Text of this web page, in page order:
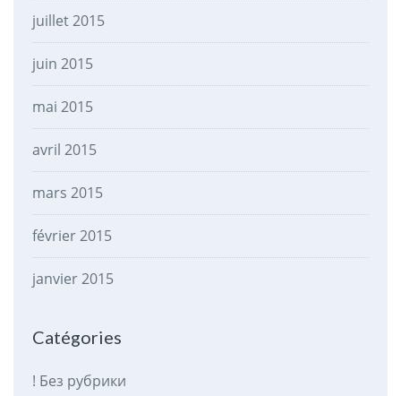
juillet 2015
juin 2015
mai 2015
avril 2015
mars 2015
février 2015
janvier 2015
Catégories
! Без рубрики